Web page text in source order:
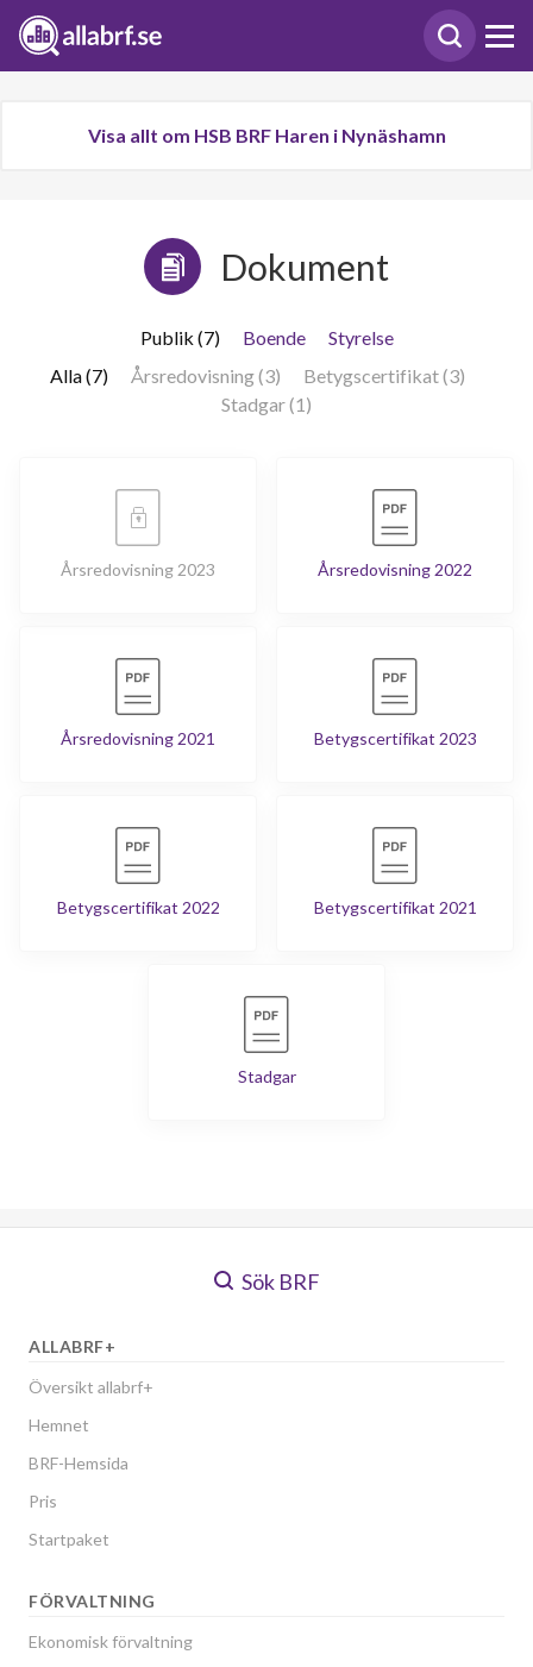
Visa allt om HSB BRF Haren i Nynäshamn
Dokument
Publik (7) Boende
Styrelse
Alla (7)
Årsredovisning (3)
Betygscertifikat (3)
Stadgar (1)
Årsredovisning 2023 Årsredovisning 2022
Årsredovisning 2021 Betygscertifikat 2023
Betygscertifikat 2022 Betygscertifikat 2021
Stadgar
Sök BRF
ALLABRF+
Översikt allabrf+
Hemnet
BRF-Hemsida
Pris
Startpaket
FÖRVALTNING
Ekonomisk förvaltning